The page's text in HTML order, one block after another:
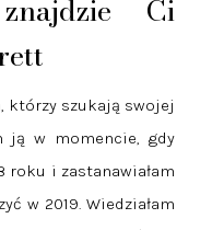
Ci
którzy szukają swojej
ją w momencie, gdy
roku i zastanawiałam
w 2019. Wiedziałam